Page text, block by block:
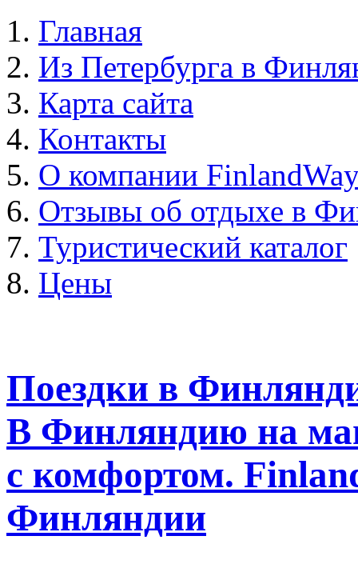
Главная
Из Петербурга в
Карта сайта
Контакты
О компании
Отзывы об отдыхе в
Туристический каталог
Цены
Поездки в
В Финляндию на
с комфортом.
Финляндии